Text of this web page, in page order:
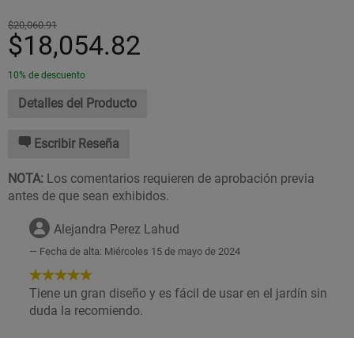
$20,060.91
$18,054.82
10% de descuento
Detalles del Producto
Escribir Reseña
NOTA: Los comentarios requieren de aprobación previa
antes de que sean exhibidos.
Alejandra Perez Lahud
Fecha de alta: Miércoles 15 de mayo de 2024
5
de
5
Tiene un gran diseño y es fácil de usar en el jardín sin
duda la recomiendo.